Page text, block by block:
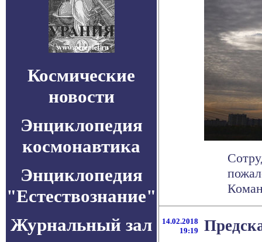
Космические
новости
Энциклопедия
космонавтика
Энциклопедия
"Естествознание"
Журнальный зал
14.02.2018
19:19